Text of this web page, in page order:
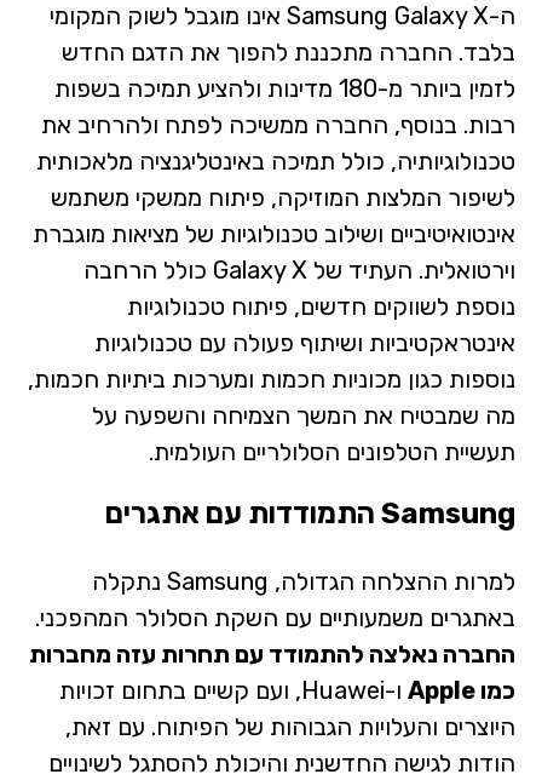
ה-Samsung Galaxy X אינו מוגבל לשוק המקומי
בלבד. החברה מתכננת להפוך את הדגם החדש
לזמין ביותר מ-180 מדינות ולהציע תמיכה בשפות
רבות. בנוסף, החברה ממשיכה לפתח ולהרחיב את
טכנולוגיותיה, כולל תמיכה באינטליגנציה מלאכותית
לשיפור המלצות המוזיקה, פיתוח ממשקי משתמש
אינטואיטיביים ושילוב טכנולוגיות של מציאות מוגברת
וירטואלית. העתיד של Galaxy X כולל הרחבה
נוספת לשווקים חדשים, פיתוח טכנולוגיות
אינטראקטיביות ושיתוף פעולה עם טכנולוגיות
נוספות כגון מכוניות חכמות ומערכות ביתיות חכמות,
מה שמבטיח את המשך הצמיחה והשפעה על
תעשיית הטלפונים הסלולריים העולמית.
Samsung התמודדות עם אתגרים
למרות ההצלחה הגדולה, Samsung נתקלה
באתגרים משמעותיים עם השקת הסלולר המהפכני.
החברה נאלצה להתמודד עם תחרות עזה מחברות
כמו Apple
ו-Huawei, ועם קשיים בתחום זכויות
היוצרים והעלויות הגבוהות של הפיתוח. עם זאת,
הודות לגישה החדשנית והיכולת להסתגל לשינויים